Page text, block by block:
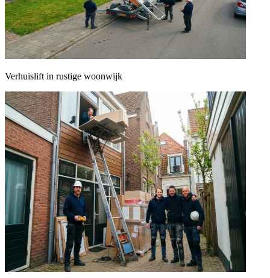
Verhuislift in rustige woonwijk